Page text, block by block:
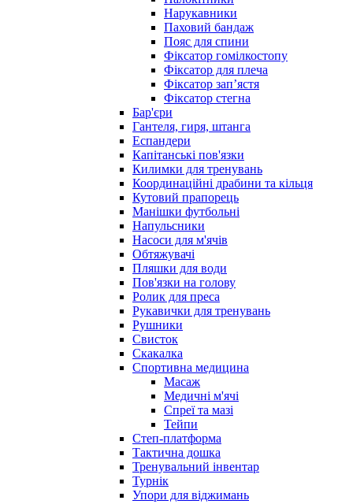
Нарукавники
Паховий бандаж
Пояс для спини
Фіксатор гомілкостопу
Фіксатор для плеча
Фіксатор запʼястя
Фіксатор стегна
Бар'єри
Гантеля, гиря, штанга
Еспандери
Капітанські пов'язки
Килимки для тренувань
Координаційні драбини та кільця
Кутовий прапорець
Манішки футбольні
Напульсники
Насоси для м'ячів
Обтяжувачі
Пляшки для води
Пов'язки на голову
Ролик для преса
Рукавички для тренувань
Рушники
Свисток
Скакалка
Спортивна медицина
Масаж
Медичні м'ячі
Спреї та мазі
Тейпи
Степ-платформа
Тактична дошка
Тренувальний інвентар
Турнік
Упори для віджимань